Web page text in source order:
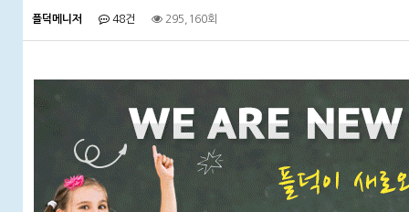
플덕메니저 48건 295,160회